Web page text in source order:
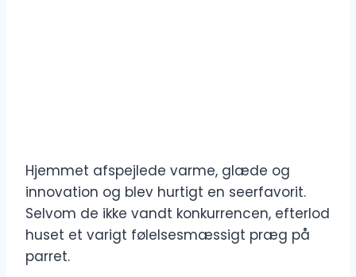
Hjemmet afspejlede varme, glæde og
innovation og blev hurtigt en seerfavorit.
Selvom de ikke vandt konkurrencen, efterlod
huset et varigt følelsesmæssigt præg på
parret.